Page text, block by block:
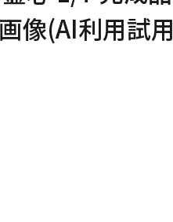
像(AI利用試用